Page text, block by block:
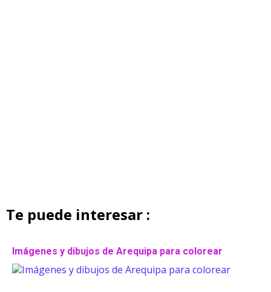
Te puede interesar :
Imágenes y dibujos de Arequipa para colorear